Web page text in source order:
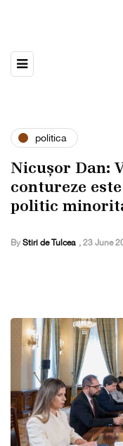
politica
Nicușor Dan:
contureze
politic
By Stiri de Tulcea , 23 June